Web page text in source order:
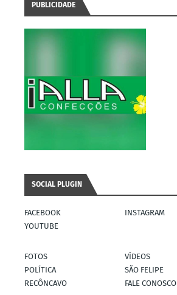
PUBLICIDADE
SOCIAL PLUGIN
FACEBOOK
INSTAGRAM
YOUTUBE
FOTOS
VÍDEOS
POLÍTICA
SÃO FELIPE
RECÔNCAVO
FALE CONOSCO